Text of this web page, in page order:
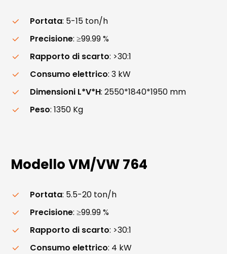
Portata: 5-15 ton/h
Precisione: ≥99.99 %
Rapporto di scarto: >30:1
Consumo elettrico: 3 kW
Dimensioni L*V*H: 2550*1840*1950 mm
Peso: 1350 Kg
Modello VM/VW764
Portata: 5.5-20 ton/h
Precisione: ≥99.99 %
Rapporto di scarto: >30:1
Consumo elettrico: 4 kW